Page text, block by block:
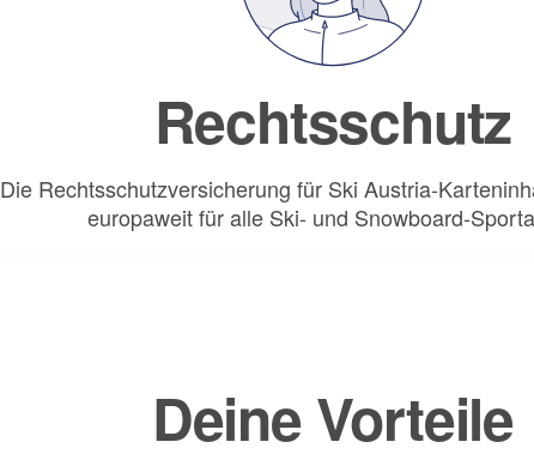
Rechtsschutz
Die Rechtsschutzversicherung für Ski Austria-
europaweit für alle Ski- und Snowboard-
Deine Vorteile